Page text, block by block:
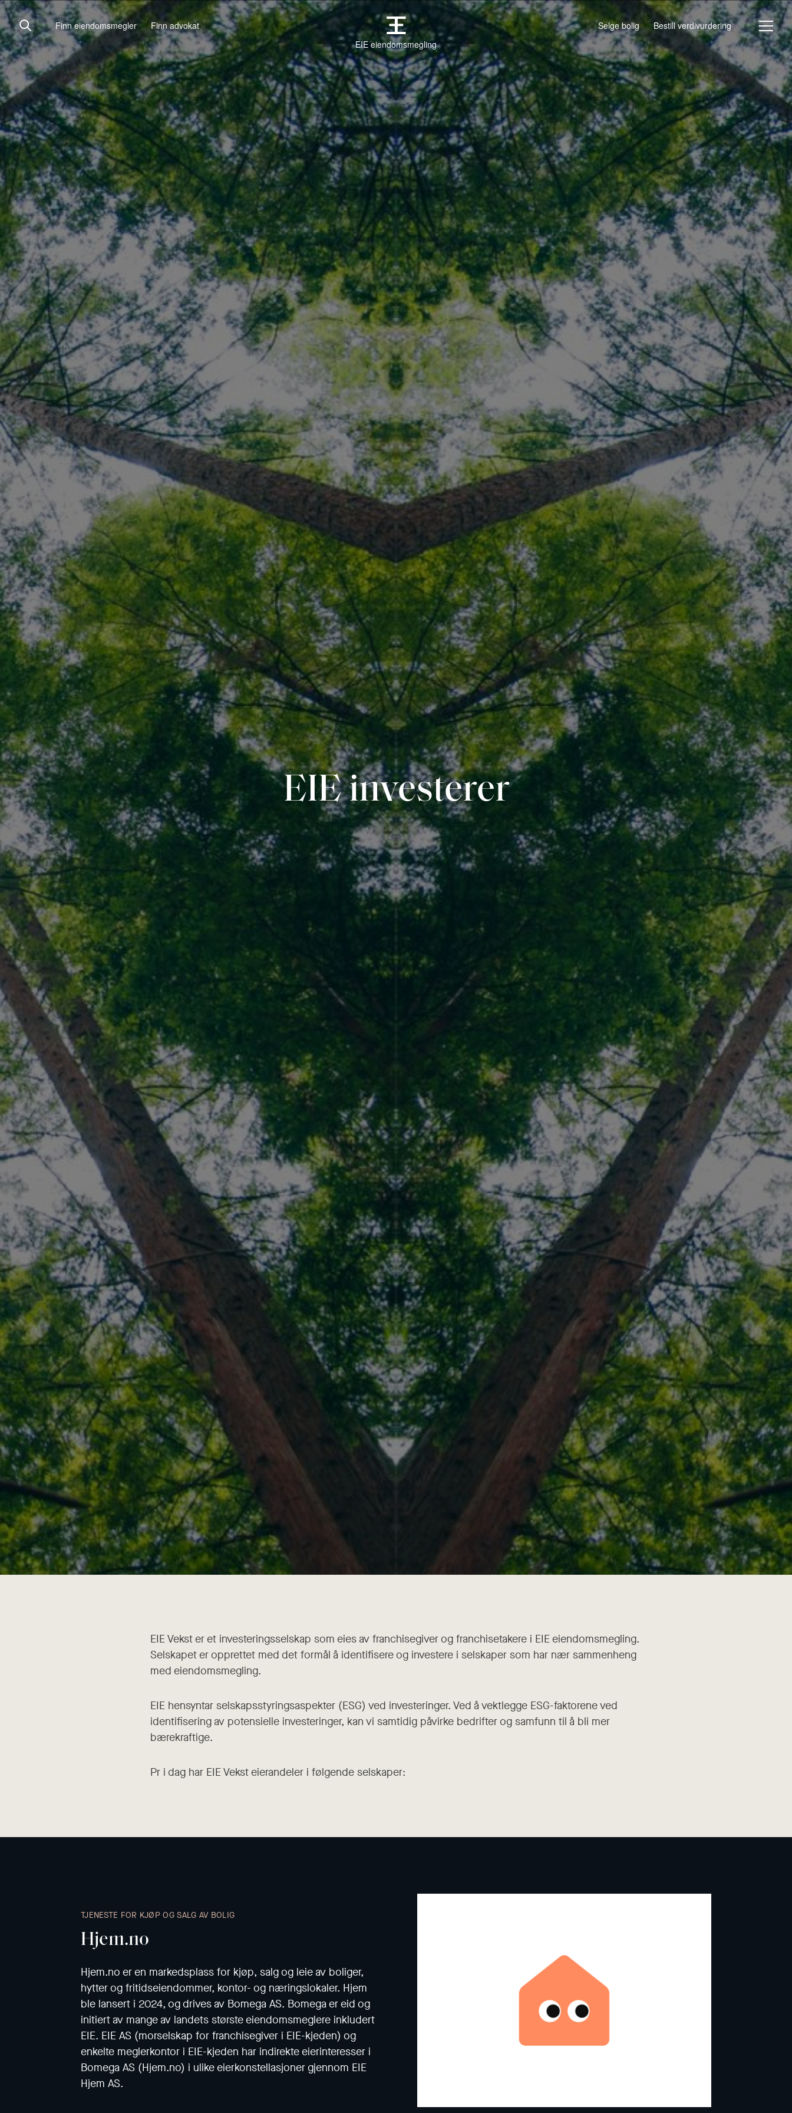
Finn eiendomsmegler
Finn advokat
EIE eiendomsmegling
Selge bolig Bestill verdivurdering
EIE investerer
EIE Vekst er et investeringsselskap som eies av franchisegiver og franchisetakere i EIE eiendomsmegling.
Selskapet er opprettet med det formål å identifisere og investere i selskaper som har nær sammenheng
med eiendomsmegling.
EIE hensyntar selskapsstyringsaspekter (ESG) ved investeringer. Ved å vektlegge ESG-faktorene ved
identifisering av potensielle investeringer, kan vi samtidig påvirke bedrifter og samfunn til å bli mer
bærekraftige.
Pr i dag har EIE Vekst eierandeler i følgende selskaper:
TJENESTE FOR KJØP OG SALG AV BOLIG
Hjem.no
Hjem.no er en markedsplass for kjøp, salg og leie av boliger,
hytter og fritidseiendommer, kontor- og næringslokaler. Hjem
ble lansert i 2024, og drives av Bomega AS. Bomega er eid og
initiert av mange av landets største eiendomsmeglere inkludert
EIE. EIE AS (morselskap for franchisegiver i EIE-kjeden) og
enkelte meglerkontor i EIE-kjeden har indirekte eierinteresser i
Bomega AS (Hjem.no) i ulike eierkonstellasjoner gjennom EIE
Hjem AS.